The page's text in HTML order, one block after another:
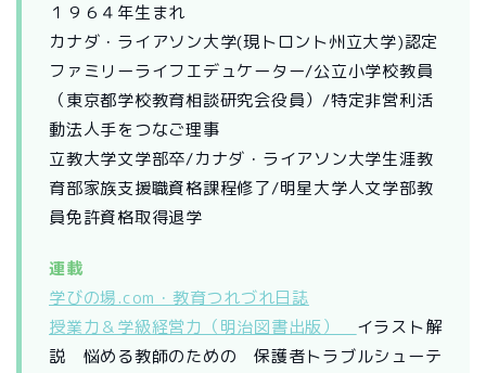
１９６４年生まれ
カナダ・ライアソン大学(現トロント州立大学)認定
ファミリーライフエデュケーター/公立小学校教員
（東京都学校教育相談研究会役員）/特定非営利活
動法人手をつなご理事
立教大学文学部卒/カナダ・ライアソン大学生涯教
育部家族支援職資格課程修了/明星大学人文学部教
員免許資格取得退学
連載
学びの場.com・教育つれづれ日誌
授業力＆学級経営力（明治図書出版） イラスト解
説 悩める教師のための 保護者トラブルシューテ